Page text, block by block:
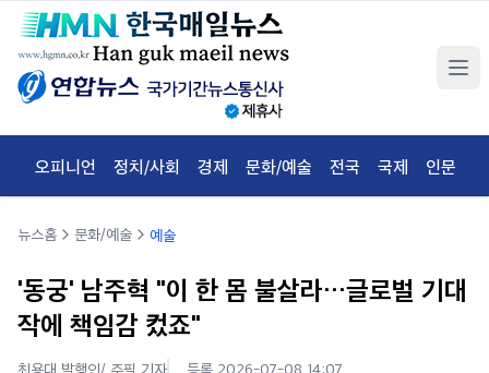
오피니언 정치/사회 경제 문화/예술 전국 국제 인문
뉴스홈 문화/예술 예술
'동궁' 남주혁 "이 한 몸 불살라…글로벌 기대
작에 책임감 컸죠"
최용대 발행인/ 주필 기자 등록 2026-07-08 14:07